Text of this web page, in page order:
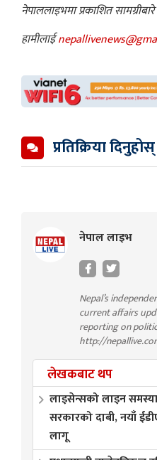
नेपाललाइभमा प्रकाशित
हामीलाई
प्रतिक्रिया दिनुहोस्
नेपाल लाइभ
Nepal’s
current affairs
reporting on
http://
लेखकबाट थप
लाइसेन्सको लाइन
सरकारको दाबी, नयाँ
लागू